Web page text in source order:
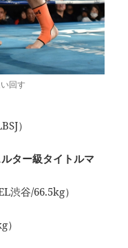
回す
）
ター級タイトルマ
渋谷/66.5kg）